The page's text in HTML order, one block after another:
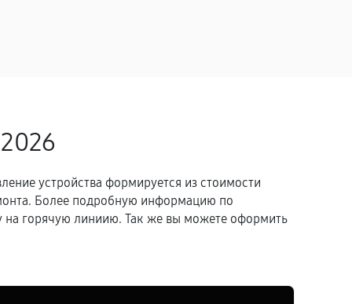
устройства формируется из стоимости
Более подробную информацию по
на горячую линиию. Так же вы можете оформить